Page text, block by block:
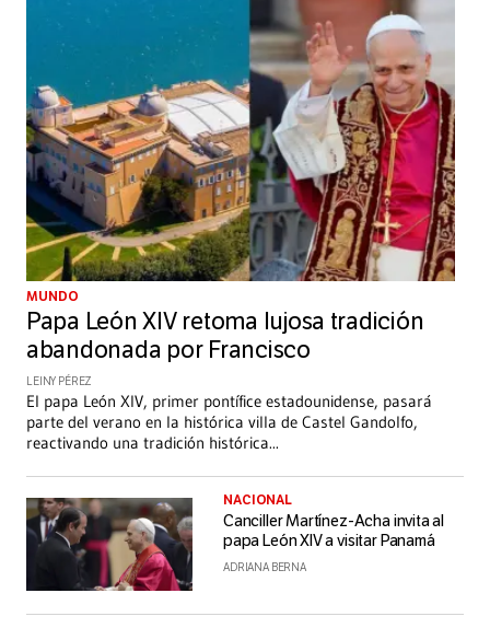
MUNDO
Papa León XIV retoma lujosa tradición
abandonada por Francisco
LEINY PÉREZ
El papa León XIV, primer pontífice estadounidense, pasará
parte del verano en la histórica villa de Castel Gandolfo,
reactivando una tradición histórica...
NACIONAL
Canciller Martínez-Acha invita al
papa León XIV a visitar Panamá
ADRIANA BERNA